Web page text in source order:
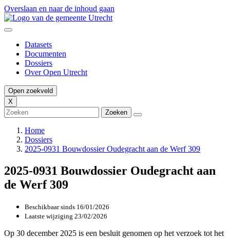
Overslaan en naar de inhoud gaan
Datasets
Documenten
Dossiers
Over Open Utrecht
Open zoekveld
X
Home
Dossiers
2025-0931 Bouwdossier Oudegracht aan de Werf 309
2025-0931 Bouwdossier Oudegracht aan
de Werf 309
Beschikbaar sinds 16/01/2026
Laatste wijziging 23/02/2026
Op 30 december 2025 is een besluit genomen op het verzoek tot het